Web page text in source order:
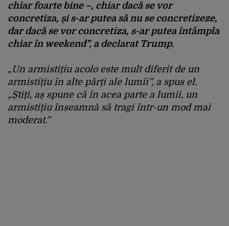
chiar foarte bine –, chiar dacă se vor
concretiza, și s-ar putea să nu se concretizeze,
dar dacă se vor concretiza, s-ar putea întâmpla
chiar în weekend”, a declarat Trump.
„Un armistițiu acolo este mult diferit de un
armistițiu în alte părți ale lumii”, a spus el.
„Știți, aș spune că în acea parte a lumii, un
armistițiu înseamnă să tragi într-un mod mai
moderat.”